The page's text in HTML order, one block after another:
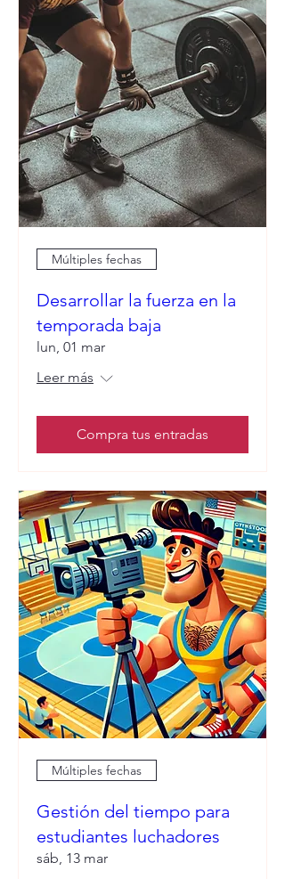
Múltiples fechas
Desarrollar la fuerza en la
temporada baja
lun, 01 mar
Leer más
Compra tus entradas
Múltiples fechas
Gestión del tiempo para
estudiantes luchadores
sáb, 13 mar